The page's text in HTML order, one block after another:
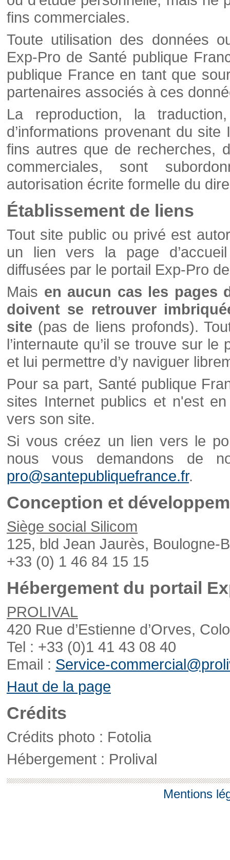
fins commerciales.
Toute utilisation des données
Exp-Pro de Santé publique
publique France en tant que
partenaires associés à ces
La reproduction, la
d’informations provenant du
fins autres que de recherches,
commerciales, sont
autorisation écrite formelle du
Établissement de liens
Tout site public ou privé est
un lien vers la page
diffusées par le portail Exp-Pro
Mais en aucun cas les pages
doivent se retrouver
site (pas de liens profonds).
l’internaute qu’il se trouve sur
et lui permettre d’y naviguer
Pour sa part, Santé publique
sites Internet publics et n'est
vers son site.
Si vous créez un lien vers le
nous vous demandons de
pro@santepubliquefrance.fr.
Conception et
Siège social Silicom
125, bld Jean Jaurès, Boulogne-
+33 (0) 1 46 84 15 15
Hébergement du portail
PROLIVAL
420 Rue d’Estienne d’Orves,
Tel : +33 (0)1 41 43 08 40
Email : Service-
Haut de la page
Crédits
Crédits photo : Fotolia
Hébergement : Prolival
Mentions